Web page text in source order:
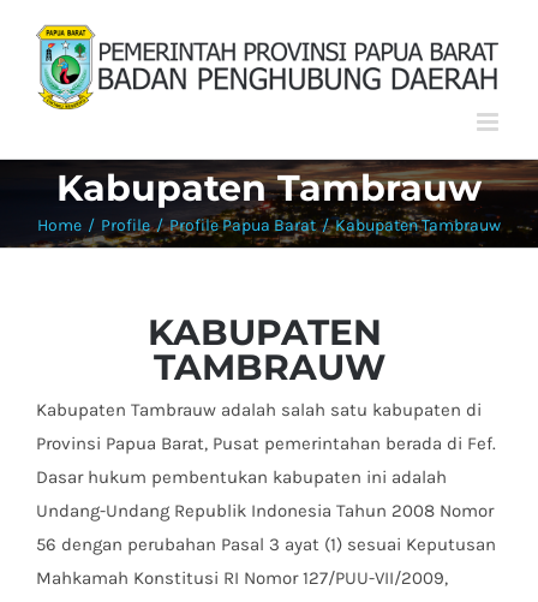
content
Kabupaten Tambrauw
Home / Profile / Profile Papua Barat / Kabupaten Tambrauw
KABUPATEN
TAMBRAUW
Kabupaten Tambrauw adalah salah satu kabupaten di
Provinsi Papua Barat, Pusat pemerintahan berada di Fef.
Dasar hukum pembentukan kabupaten ini adalah
Undang-Undang Republik Indonesia Tahun 2008 Nomor
56 dengan perubahan Pasal 3 ayat (1) sesuai Keputusan
Mahkamah Konstitusi RI Nomor 127/PUU-VII/2009,